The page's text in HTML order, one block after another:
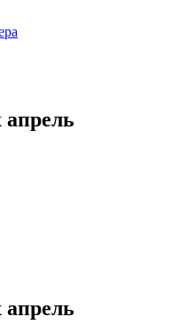
апрель
апрель